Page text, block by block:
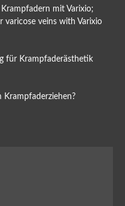
mit Varixio;
veins with Varixio
für Krampfaderästhetik